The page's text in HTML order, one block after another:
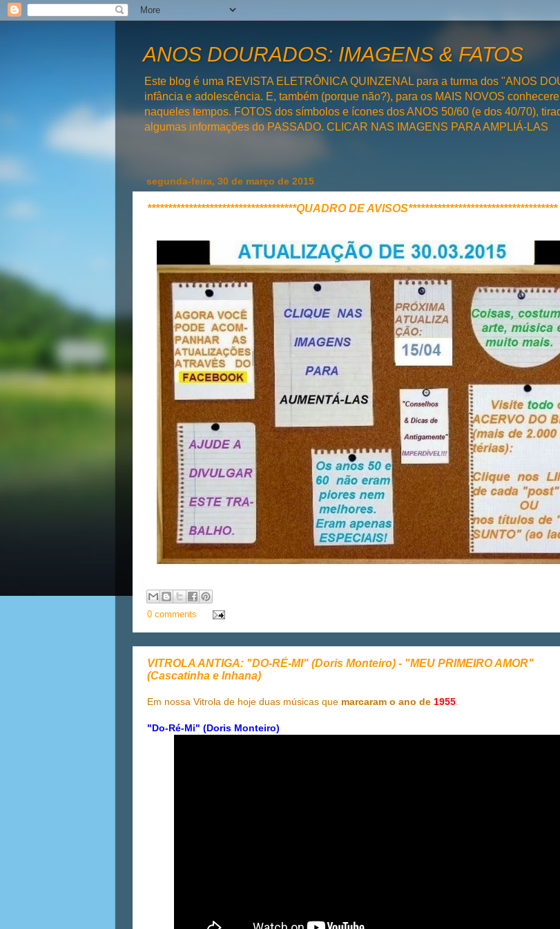
ANOS DOURADOS: IMAGENS & FATOS
Este blog é uma REVISTA ELETRÔNICA QUINZENAL para a turma dos "ANOS
infância e adolescência. E, também (porque não?), para os MAIS NOVOS
naqueles tempos. FOTOS dos símbolos e ícones dos ANOS 50/60 (e dos 40/70),
algumas informações do PASSADO. CLICAR NAS IMAGENS PARA AMPLIÁ-LAS
segunda-feira, 30 de março de 2015
************************************QUADRO DE AVISOS************************************
0 comments
VITROLA ANTIGA: "DO-RÉ-MI" (Doris Monteiro) - "MEU PRIMEIRO AMOR"
(Cascatinha e Inhana)
Em nossa Vitrola de hoje duas músicas que marcaram o ano de 1955
"Do-Ré-Mi" (Doris Monteiro)